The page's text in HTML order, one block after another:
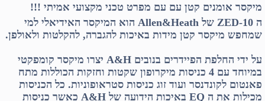
מיקסר אומנים קטן עם עם מפרט טכני מקצועי אמיתי !!!
ה ZED-10 של Allen&Heath הוא המיקסר האידיאלי למי
שמחפש מיקסר קטן מידות באיכות להגברה, להקלטות ולאולפן.
על ידי החלפת הפיידרים בנובים A&H יצרו מיקסר קומפקטי
במיוחד עם 4 כניסות מיקרופון שקטות וחזקות הכוללות מתח
פאנטום לקונדנסר ועוד זוג כניסות סטראופוניות. כל הכניסות
מכילות את ה EQ באיכות הידועה של A&H כאשר כניסות